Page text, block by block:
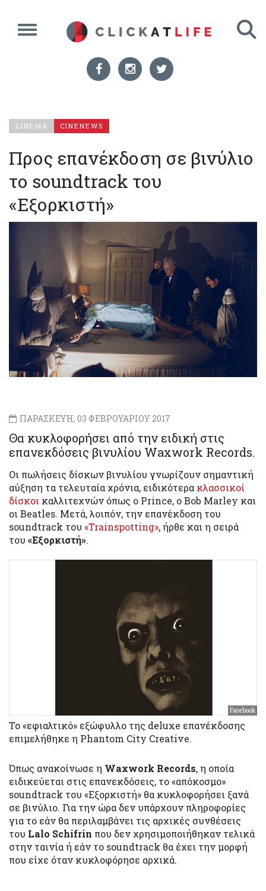
ΣΙΝΕΜΑ CINENEWS
Προς επανέκδοση σε βινύλιο
το soundtrack του
«Εξορκιστή»
ΠΑΡΑΣΚΕΥΗ, 03 ΦΕΒΡΟΥΑΡΙΟΥ 2017
Θα κυκλοφορήσει από την ειδική στις
επανεκδόσεις βινυλίου Waxwork Records.
Οι πωλήσεις δίσκων βινυλίου γνωρίζουν σημαντική
αύξηση τα τελευταία χρόνια, ειδικότερα κλασσικοί
δίσκοι καλλιτεχνών όπως ο Prince, ο Bob Marley και
οι Beatles. Μετά, λοιπόν, την επανέκδοση του
soundtrack του «Trainspotting», ήρθε και η σειρά
του «Εξορκιστή».
Facebook
Το «εφιαλτικό» εξώφυλλο της deluxe επανέκδοσης
επιμελήθηκε η Phantom City Creative.
Όπως ανακοίνωσε η Waxwork Records, η οποία
ειδικεύεται στις επανεκδόσεις, το «απόκοσμο»
soundtrack του «Εξορκιστή» θα κυκλοφορήσει ξανά
σε βινύλιο. Για την ώρα δεν υπάρχουν πληροφορίες
για το εάν θα περιλαμβάνει τις αρχικές συνθέσεις
του Lalo Schifrin που δεν χρησιμοποιήθηκαν τελικά
στην ταινία ή εάν το soundtrack θα έχει την μορφή
που είχε όταν κυκλοφόρησε αρχικά.